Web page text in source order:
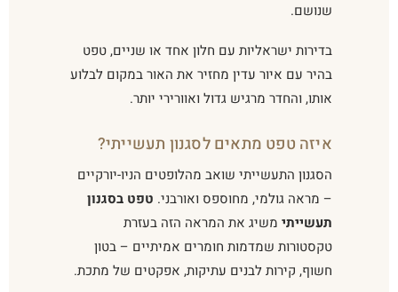
שנושם.
בדירות ישראליות עם חלון אחד או שניים, טפט
בהיר עם איור עדין מחזיר את האור במקום לבלוע
אותו, והחדר מרגיש גדול ואוורירי יותר.
איזה טפט מתאים לסגנון תעשייתי?
הסגנון התעשייתי שואב מהלופטים הניו-יורקיים
– מראה גולמי, מחוספס ואורבני. טפט בסגנון
תעשייתי משיג את המראה הזה בעזרת
טקסטורות שמדמות חומרים אמיתיים – בטון
חשוף, קירות לבנים עתיקות, אפקטים של מתכת.